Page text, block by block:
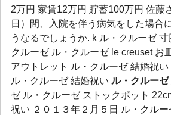
2万円 家賃12万円 貯蓄100万円 佐藤
日）間、入院を伴う病気をした場合
うなるでしょうか. k ル・クルーゼ
クルーゼ ル・クルーゼ le creuset お
アウトレット ル・クルーゼ 結婚祝
ル・クルーゼ 結婚祝い ル・クルー
ゼ ル・クルーゼ ストックポット
祝い ２０１３年２月５日 ル・クル